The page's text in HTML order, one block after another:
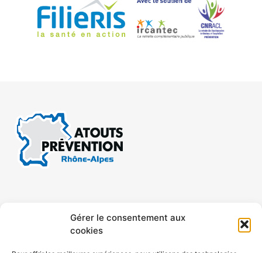
Gérer le consentement aux
cookies
CONTACT MENTIONS LÉGALES